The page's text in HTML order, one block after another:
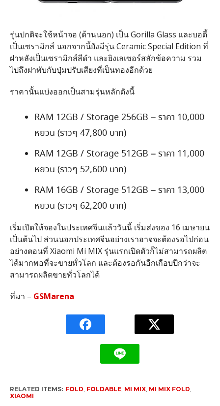
รุ่นปกติจะใช้หน้าจอ (ด้านนอก) เป็น Gorilla Glass และบอดี้
เป็นเซรามิกส์ นอกจากนี้ยังมีรุ่น Ceramic Special Edition ที่
ฝาหลังเป็นเซรามิกส์สีดำ และยิงเลเซอร์สลักข้อความ รวม
ไปถึงฝาพับกับปุ่มปรับเสียงที่เป็นทองอีกด้วย
ราคานั้นแบ่งออกเป็นสามรุ่นหลักดังนี้
RAM 12GB / Storage 256GB – ราคา 10,000
หยวน (ราวๆ 47,800 บาท)
RAM 12GB / Storage 512GB – ราคา 11,000
หยวน (ราวๆ 52,600 บาท)
RAM 16GB / Storage 512GB – ราคา 13,000
หยวน (ราวๆ 62,200 บาท)
เริ่มเปิดให้จองในประเทศจีนแล้ววันนี้ เริ่มส่งของ 16 เมษายน
เป็นต้นไป ส่วนนอกประเทศจีนอย่างเราอาจจะต้องรอไปก่อน
อย่างตอนที่ Xiaomi Mi MIX รุ่นแรกเปิดตัวก็ไม่สามารถผลิต
ได้มากพอที่จะขายทั่วโลก และต้องรอกันอีกเกือบปีกว่าจะ
สามารถผลิตขายทั่วโลกได้
ที่มา – GSMarena
RELATED ITEMS: FOLD FOLDABLE, MI MIX, MI MIX FOLD
XIAOMI